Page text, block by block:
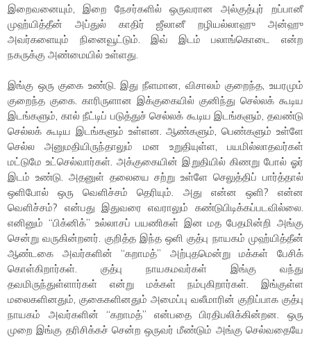
இறைவனையும், இறை நேசர்களில் ஒருவரான அல்குத்புர் றப்பானீ
முஹ்யித்தீன் அப்துல் காதிர் ஜீலானீ றழியல்லாஹு அன்ஹு
அவர்களையும் நினைவூட்டும். இவ் இடம் பலாங்கொடை என்ற
நகருக்கு அண்மையில் உள்ளது.
இங்கு ஒரு குகை உண்டு. இது நீளமான, விசாலம் குறைந்த, உயரமும்
குறைந்த குகை. காரிருளான இக்குகையில் குனிந்து செல்லக் கூடிய
இடங்களும், கால் நீட்டிப் படுத்துச் செல்லக் கூடிய இடங்களும், தவண்டு
செல்லக் கூடிய இடங்களும் உள்ளன. ஆண்களும், பெண்களும் உள்ளே
செல்ல அனுமதியிருந்தாலும் மன உறுதியுள்ள, பயமில்லாதவர்கள்
மட்டுமே உட்செல்வார்கள். அக்குகையின் இறுதியில் கிணறு போல் ஓர்
இடம் உண்டு. அதனுள் தலையை சற்று உள்ளே செலுத்திப் பார்த்தால்
ஒளிபோல் ஒரு வெளிச்சம் தெரியும். அது என்ன ஒளி? என்ன
வெளிச்சம்? என்பது இதுவரை எவராலும் கண்டுபிடிக்கப்படவில்லை.
எனினும் “பிக்னிக்” உல்லாசப் பயணிகள் இன மத பேதமின்றி அங்கு
சென்று வருகின்றனர். குறித்த இந்த ஒளி குத்பு நாயகம் முஹ்யித்தீன்
ஆண்டகை அவர்களின் “கறாமத்” அற்புதமென்று மக்கள் பேசிக்
கொள்கிறார்கள். குத்பு நாயகமவர்கள் இங்கு வந்து
தவமிருந்துள்ளார்கள் என்று மக்கள் நம்புகிறார்கள். இங்குள்ள
மலைகளினதும், குகைகளினதும் அமைப்பு வலீமாரின் குறிப்பாக குத்பு
நாயகம் அவர்களின் “கறாமத்” என்பதை பிரதிபலிக்கின்றன. ஒரு
முறை இங்கு தரிசிக்கச் சென்ற ஒருவர் மீண்டும் அங்கு செல்வதையே